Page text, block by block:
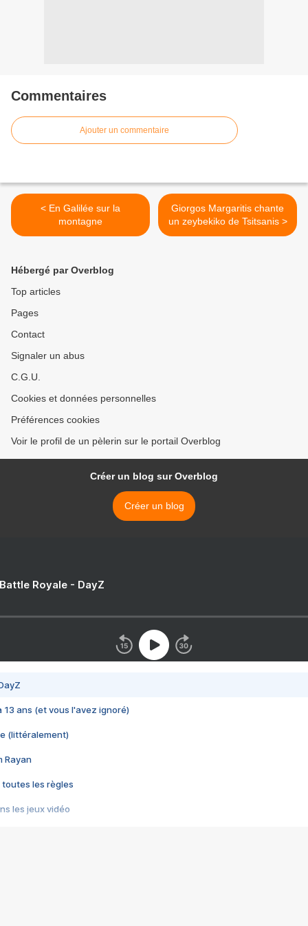
Commentaires
Ajouter un commentaire
< En Galilée sur la
montagne
Giorgos Margaritis chante
un zeybekiko de Tsitsanis >
Hébergé par Overblog
Top articles
Pages
Contact
Signaler un abus
C.G.U.
Cookies et données personnelles
Préférences cookies
Voir le profil de un pèlerin sur le portail Overblog
Créer un blog sur Overblog
Créer un blog
Royale - DayZ
13 ans (et vous l'avez ignoré)
(littéralement)
Rayan
toutes les règles
les jeux vidéo